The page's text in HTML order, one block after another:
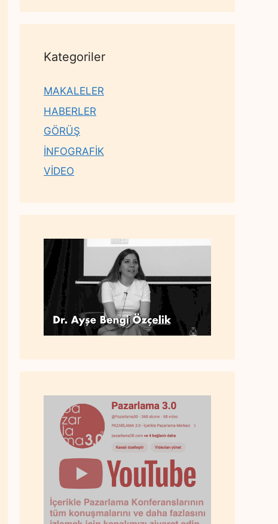
Kategoriler
MAKALELER
HABERLER
GÖRÜŞ
İNFOGRAFİK
VİDEO